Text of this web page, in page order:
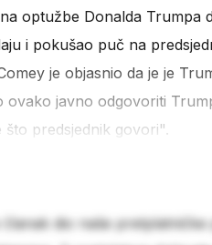
na optužbe Donalda Trumpa
i pokušao puč na
je objasnio da je je
ovako javno odgovoriti
što predsjednik govori".
članak dio naše